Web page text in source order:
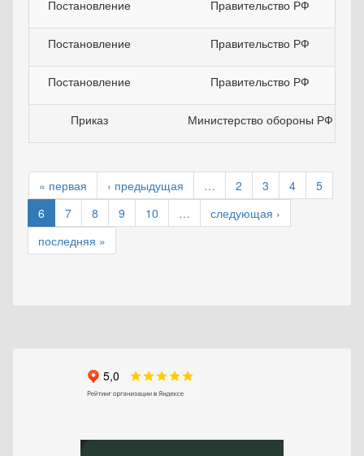
Постановление Правительство РФ
Постановление Правительство РФ
Постановление Правительство РФ
Приказ Министерство обороны РФ
« первая ‹ предыдущая … 2 3 4
5
6
7 8 9 10 …
следующая ›
последняя »